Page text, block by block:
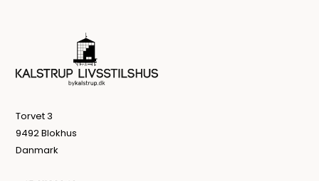
Torvet 3
9492 Blokhus
Danmark